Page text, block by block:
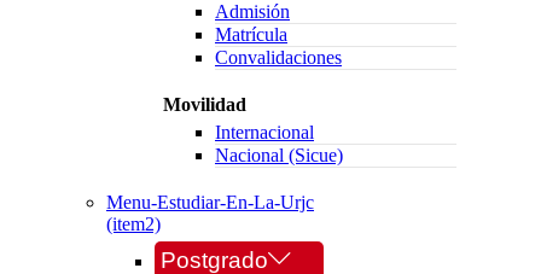
Admisión
Matrícula
Convalidaciones
Movilidad
Internacional
Nacional (Sicue)
Menu-Estudiar-En-La-Urjc
(item2)
Postgrado